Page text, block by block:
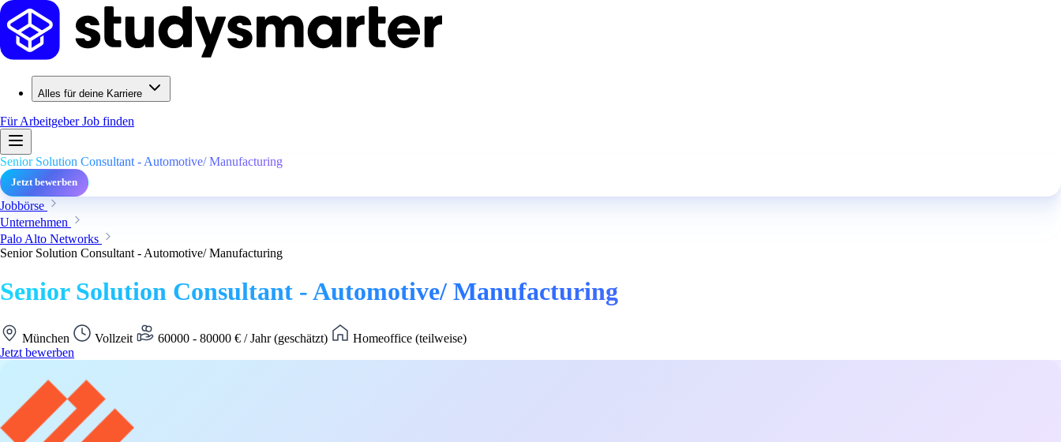
Alles für deine Karriere
Für ArbeitgeberJob finden
Senior Solution Consultant - Automotive/ Manufacturing
Jetzt bewerben
Jobbörse
Unternehmen
Palo Alto Networks
Senior Solution Consultant - Automotive/ Manufacturing
Senior Solution Consultant - Automotive/ Manufacturing
München Vollzeit 60000 - 80000 € / Jahr (geschätzt)
Homeoffice (teilweise)
Jetzt bewerben